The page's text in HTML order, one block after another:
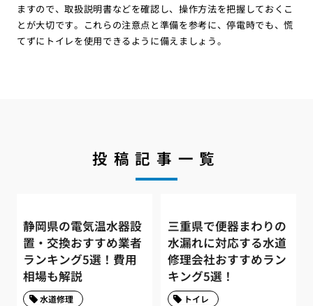
ますので、取扱説明書などを確認し、操作方法を把握しておくこ
とが大切です。これらの注意点と準備を参考に、停電時でも、慌
てずにトイレを使用できるように備えましょう。
投稿記事一覧
静岡県の電気温水器設
置・交換おすすめ業者
ランキング5選！費用
相場も解説
水道修理
三重県で便器まわりの
水漏れに対応する水道
修理会社おすすめラン
キング5選！
トイレ